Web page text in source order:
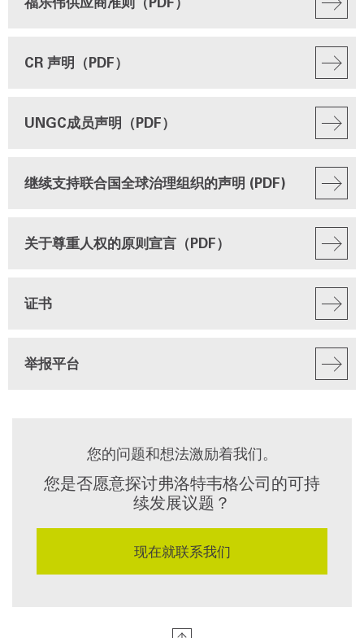
CR 声明（PDF）
UNGC成员声明（PDF）
继续支持联合国全球治理组织的声明 (PDF)
关于尊重人权的原则宣言（PDF）
证书
举报平台
您的问题和想法激励着我们。
您是否愿意探讨弗洛特韦格公司的可持
续发展议题？
现在就联系我们